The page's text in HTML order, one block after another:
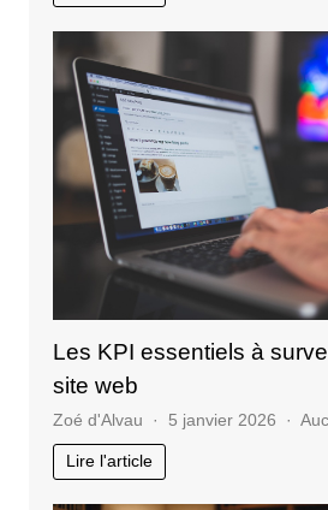
Les KPI essentiels à
site web
Zoé d'Alvau 5 janvier 2026
Lire l'article